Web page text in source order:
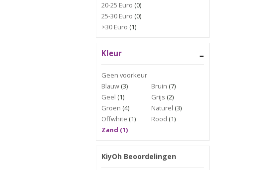
20-25 Euro (0)
25-30 Euro (0)
>30 Euro (1)
Kleur
Geen voorkeur
Blauw (3) Bruin (7)
Geel (1) Grijs (2)
Groen (4) Naturel (3)
Offwhite (1) Rood (1)
Zand (1)
KiyOh Beoordelingen